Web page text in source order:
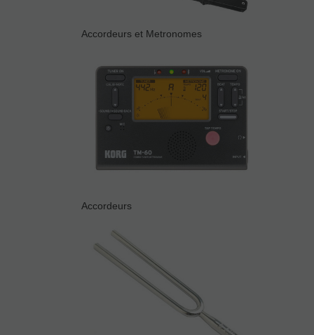
Accordeurs et Metronomes
Accordeurs